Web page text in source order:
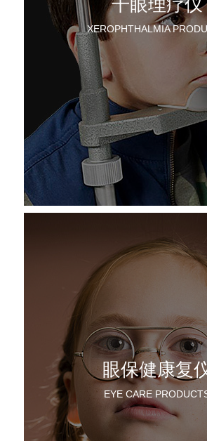
干眼理疗仪
XEROPHTHALMIA
眼保健康复
EYE CARE